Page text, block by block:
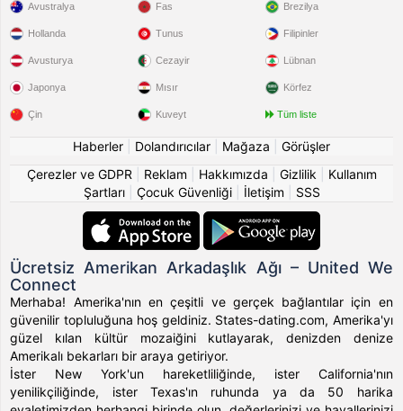
Avustralya
Hollanda
Avusturya
Japonya
Çin
Fas
Tunus
Cezayir
Mısır
Kuveyt
Brezilya
Filipinler
Lübnan
Körfez
Tüm liste
Haberler Dolandırıcılar Mağaza
Görüşler
Çerezler ve GDPR
Reklam Hakkımızda Gizlilik
Kullanım
Şartları| Çocuk Güvenliği| İletişim SSS
Ücretsiz Amerikan Arkadaşlık Ağı – United We
Connect
Merhaba! Amerika'nın en çeşitli ve gerçek bağlantılar için en
güvenilir topluluğuna hoş geldiniz. States-dating.com, Amerika'yı
güzel kılan kültür mozaiğini kutlayarak, denizden denize
Amerikalı bekarları bir araya getiriyor.
İster New York'un hareketliliğinde, ister California'nın
yenilikçiliğinde, ister Texas'ın ruhunda ya da 50 harika